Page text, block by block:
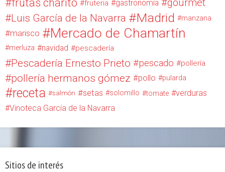
frutas charito fruteria gastronomía gourmet
Luis García de la Navarra Madrid manzana
marisco Mercado de Chamartín
merluza navidad pescadería
Pescadería Ernesto Prieto pescado pollería
pollería hermanos gómez pollo pularda
receta salmón setas solomillo tomate
verduras
Vinoteca García de la Navarra
Sitios de interés